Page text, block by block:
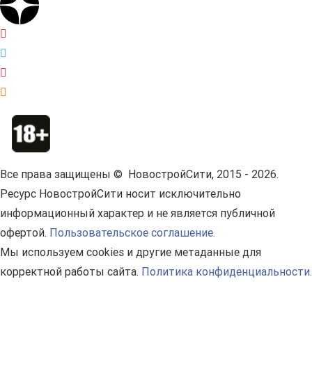
Все права защищены © НовостройСити, 2015 - 2026.
Ресурс НовостройСити носит исключительно
информационный характер и не является публичной
офертой. Пользовательское соглашение.
Мы используем cookies и другие метаданные для
корректной работы сайта. Политика конфиденциальности.